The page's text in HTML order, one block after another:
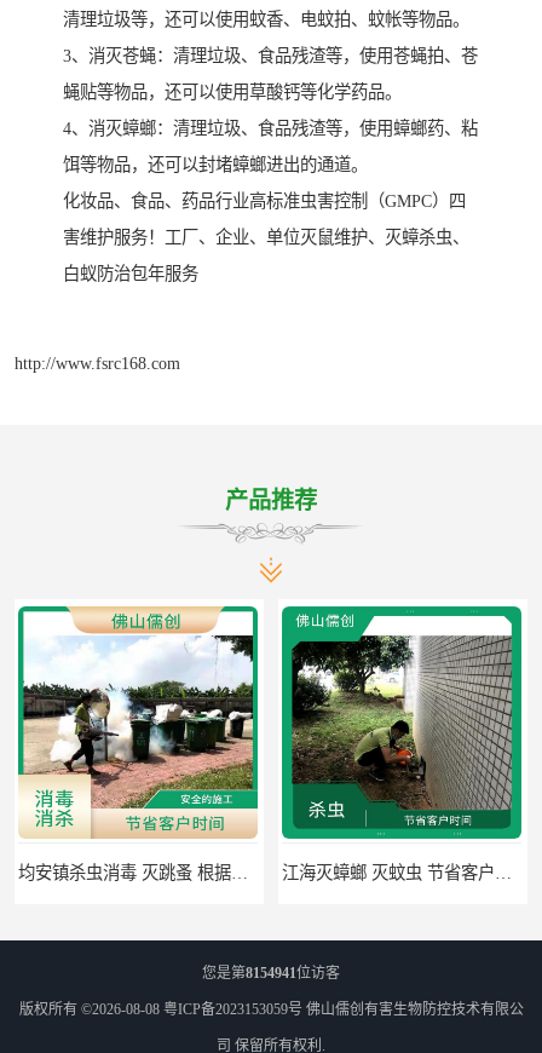
清理垃圾等，还可以使用蚊香、电蚊拍、蚊帐等物品。
3、消灭苍蝇：清理垃圾、食品残渣等，使用苍蝇拍、苍
蝇贴等物品，还可以使用草酸钙等化学药品。
4、消灭蟑螂：清理垃圾、食品残渣等，使用蟑螂药、粘
饵等物品，还可以封堵蟑螂进出的通道。
化妆品、食品、药品行业高标准虫害控制（GMPC）四
害维护服务！工厂、企业、单位灭鼠维护、灭蟑杀虫、
白蚁防治包年服务
http://www.fsrc168.com
产品推荐
均安镇杀虫消毒 灭跳蚤 根据现场情况定制中害方案 江海灭蟑螂 灭蚊虫 节省客户时间
您是第8154941位访客
版权所有 ©2026-08-08 粤ICP备2023153059号 佛山儒创有害生物防控技术有限公
司 保留所有权利.